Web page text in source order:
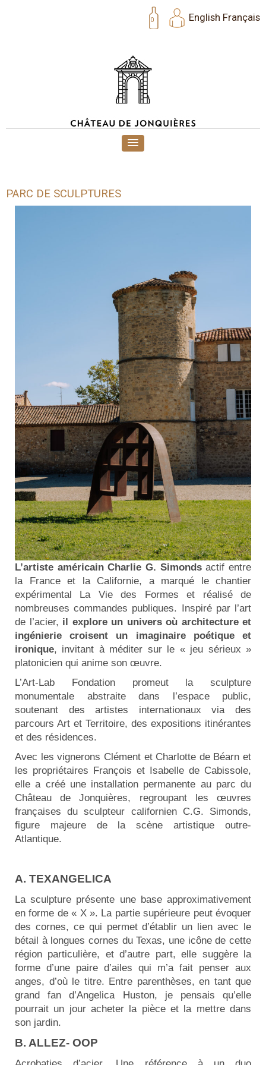
English Français
0
PARC DE SCULPTURES
L’artiste américain Charlie G. Simonds actif entre
la France et la Californie, a marqué le chantier
expérimental La Vie des Formes et réalisé de
nombreuses commandes publiques. Inspiré par l’art
de l’acier, il explore un univers où architecture et
ingénierie croisent un imaginaire poétique et
ironique, invitant à méditer sur le « jeu sérieux »
platonicien qui anime son œuvre.
L’Art-Lab Fondation promeut la sculpture
monumentale abstraite dans l’espace public,
soutenant des artistes internationaux via des
parcours Art et Territoire, des expositions itinérantes
et des résidences.
Avec les vignerons Clément et Charlotte de Béarn et
les propriétaires François et Isabelle de Cabissole,
elle a créé une installation permanente au parc du
Château de Jonquières, regroupant les œuvres
françaises du sculpteur californien C.G. Simonds,
figure majeure de la scène artistique outre-
Atlantique.
A. TEXANGELICA
La sculpture présente une base approximativement
en forme de « X ». La partie supérieure peut évoquer
des cornes, ce qui permet d’établir un lien avec le
bétail à longues cornes du Texas, une icône de cette
région particulière, et d’autre part, elle suggère la
forme d’une paire d’ailes qui m’a fait penser aux
anges, d’où le titre. Entre parenthèses, en tant que
grand fan d’Angelica Huston, je pensais qu’elle
pourrait un jour acheter la pièce et la mettre dans
son jardin.
B. ALLEZ- OOP